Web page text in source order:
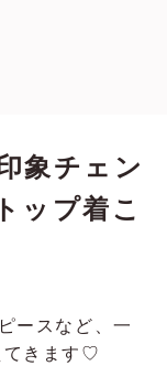
象チェン
ップ着こ
ースなど、一
てきます♡